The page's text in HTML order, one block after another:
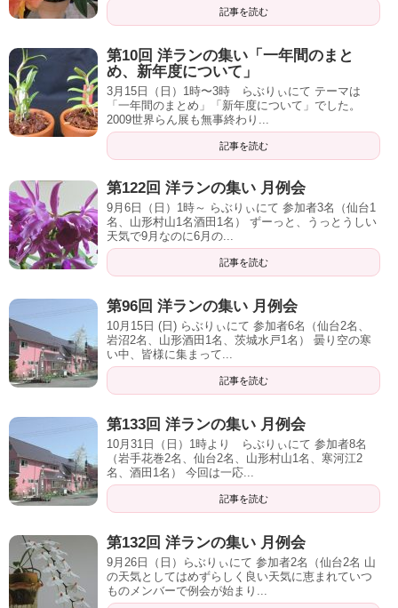
記事を読む
第10回 洋ランの集い「一年間のまと
め、新年度について」
3月15日（日）1時〜3時 らぶりぃにて テーマは
「一年間のまとめ」「新年度について」でした。
2009世界らん展も無事終わり...
記事を読む
第122回 洋ランの集い 月例会
9月6日（日）1時～ らぶりぃにて 参加者3名（仙台1
名、山形村山1名酒田1名） ずーっと、うっとうしい
天気で9月なのに6月の...
記事を読む
第96回 洋ランの集い 月例会
10月15日 (日) らぶりぃにて 参加者6名（仙台2名、
岩沼2名、山形酒田1名、茨城水戸1名） 曇り空の寒
い中、皆様に集まって...
記事を読む
第133回 洋ランの集い 月例会
10月31日（日）1時より らぶりぃにて 参加者8名
（岩手花巻2名、仙台2名、山形村山1名、寒河江2
名、酒田1名） 今回は一応...
記事を読む
第132回 洋ランの集い 月例会
9月26日（日）らぶりぃにて 参加者2名（仙台2名 山
の天気としてはめずらしく良い天気に恵まれていつ
ものメンバーで例会が始まり...